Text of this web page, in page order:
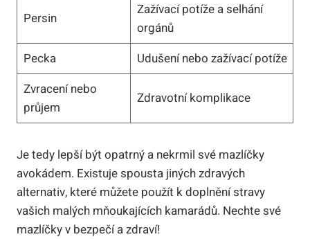
Persin
Zažívací potíže a selhání
orgánů
Pecka
Udušení nebo zažívací potíže
Zvracení nebo
průjem
Zdravotní komplikace
Je tedy lepší být opatrný a nekrmil své mazlíčky
avokádem. Existuje spousta jiných zdravých
alternativ, které můžete použít k doplnění stravy
vašich malých mňoukajících kamarádů. Nechte své
mazlíčky v bezpečí a zdraví!